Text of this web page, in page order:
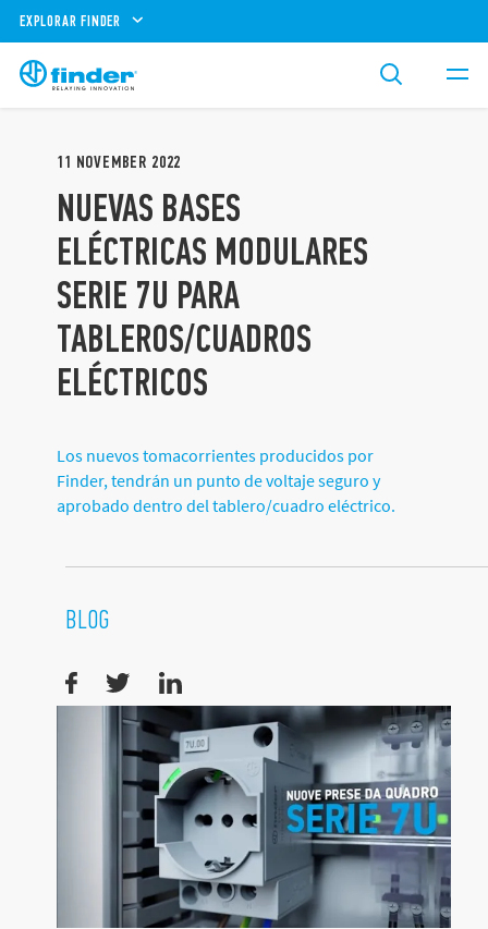
EXPLORAR FINDER
11 NOVEMBER 2022
NUEVAS BASES
ELÉCTRICAS MODULARES
SERIE 7U PARA
TABLEROS/CUADROS
ELÉCTRICOS
Los nuevos tomacorrientes producidos por
Finder, tendrán un punto de voltaje seguro y
aprobado dentro del tablero/cuadro eléctrico.
BLOG